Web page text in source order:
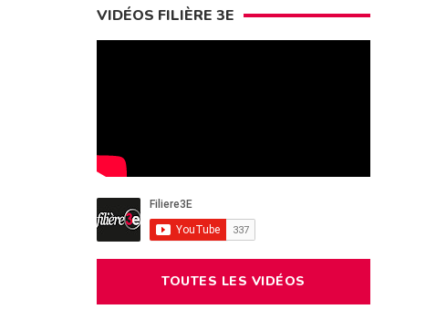
VIDÉOS FILIÈRE 3E
TOUTES LES VIDÉOS